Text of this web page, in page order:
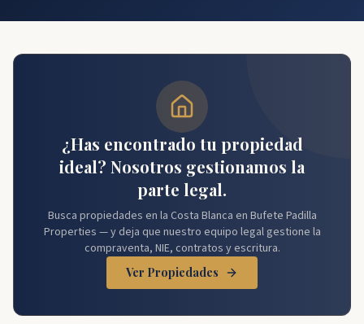
¿Has encontrado tu propiedad
ideal? Nosotros gestionamos la
parte legal.
Busca propiedades en la Costa Blanca en Bufete Padilla
Properties — y deja que nuestro equipo legal gestione la
compraventa, NIE, contratos y escritura.
Ver Propiedades